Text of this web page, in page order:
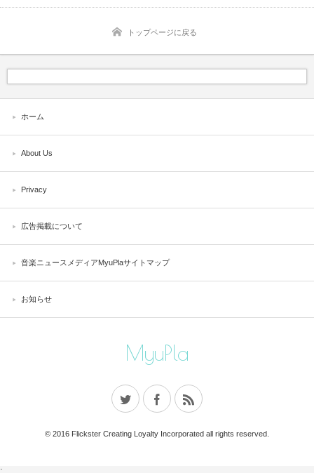
トップページに戻る
ホーム
About Us
Privacy
広告掲載について
音楽ニュースメディアMyuPlaサイトマップ
お知らせ
MyuPla
© 2016 Flickster Creating Loyalty Incorporated all rights reserved.
;